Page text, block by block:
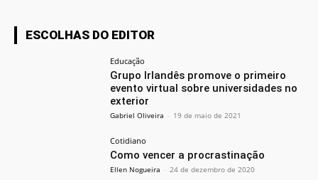
ESCOLHAS DO EDITOR
Educação
Grupo Irlandês promove o primeiro
evento virtual sobre universidades no
exterior
Gabriel Oliveira - 19 de maio de 2021
Cotidiano
Como vencer a procrastinação
Ellen Nogueira - 24 de dezembro de 2020